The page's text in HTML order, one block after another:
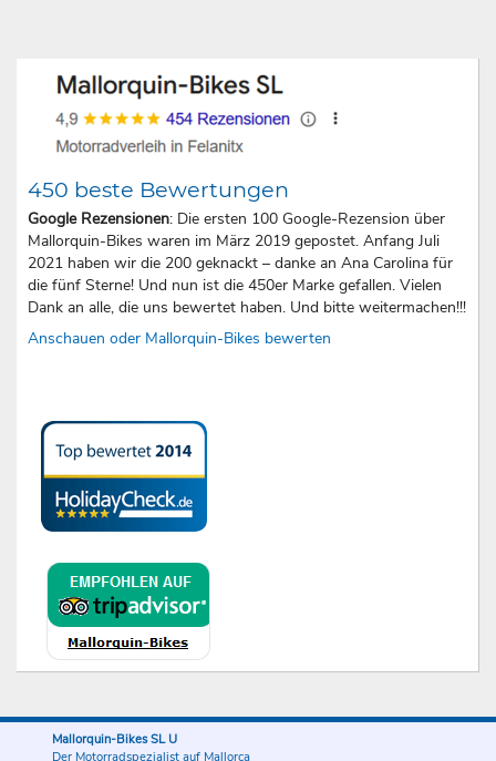
450 beste Bewertungen
Google Rezensionen: Die ersten 100 Google-Rezension über
Mallorquin-Bikes waren im März 2019 gepostet. Anfang Juli
2021 haben wir die 200 geknackt – danke an Ana Carolina für
die fünf Sterne! Und nun ist die 450er Marke gefallen. Vielen
Dank an alle, die uns bewertet haben. Und bitte weitermachen!!!
Anschauen oder Mallorquin-Bikes bewerten
Mallorquin-Bikes SL U
Der Motorradspezialist auf Mallorca